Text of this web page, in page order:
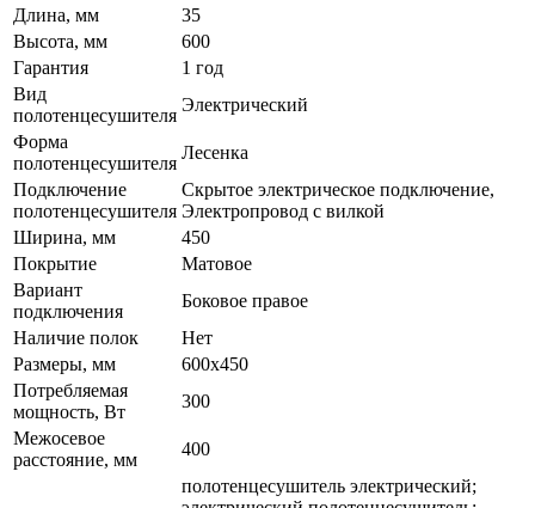
Длина, мм
35
Высота, мм
600
Гарантия
1 год
Вид
полотенцесушителя
Электрический
Форма
полотенцесушителя
Лесенка
Подключение
полотенцесушителя
Скрытое электрическое подключение,
Электропровод с вилкой
Ширина, мм
450
Покрытие
Матовое
Вариант
подключения
Боковое правое
Наличие полок
Нет
Размеры, мм
600x450
Потребляемая
мощность, Вт
300
Межосевое
расстояние, мм
400
полотенцесушитель электрический;